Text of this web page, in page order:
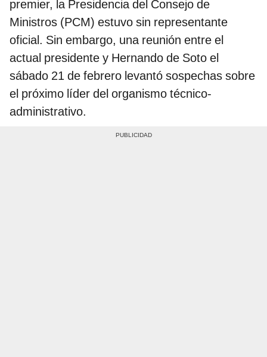
premier, la Presidencia del Consejo de
Ministros (PCM) estuvo sin representante
oficial. Sin embargo, una reunión entre el
actual presidente y Hernando de Soto el
sábado 21 de febrero levantó sospechas sobre
el próximo líder del organismo técnico-
administrativo.